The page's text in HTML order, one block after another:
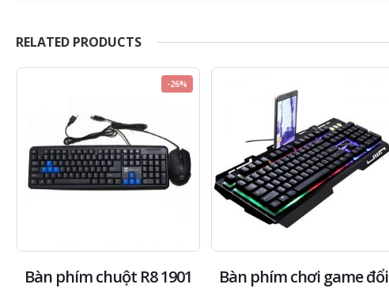
RELATED PRODUCTS
-26%
Bàn phím chuột R8 1901
Bàn phím chơi game đổi